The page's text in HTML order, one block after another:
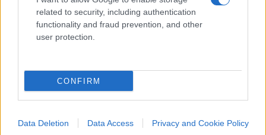
related to security, including authentication
functionality and fraud prevention, and other
user protection.
CONFIRM
Data Deletion Data Access Privacy and Cookie Policy
Lutnick e il consigliere Peter Navarro hanno
ribadito a più riprese che non c’era spazio per
trattare sulle tariffe, il titolare della Casa Bianca ha
impostare una trattativa: “Tutti i paesi ci stanno
chiamando. Abbiamo preso il comando: se
avrebbero detto di no. Ora, invece, farebbero